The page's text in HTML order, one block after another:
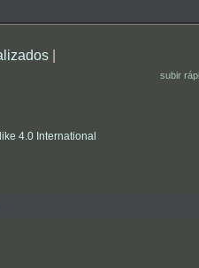
|
subir
4.0 International